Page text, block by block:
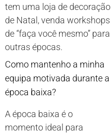
tem uma loja de decoração
de Natal, venda workshops
de “faça você mesmo” para
outras épocas.
Como mantenho a minha
equipa motivada durante a
época baixa?
A época baixa é o
momento ideal para